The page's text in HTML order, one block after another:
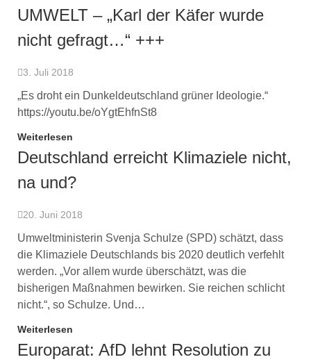
UMWELT – „Karl der Käfer wurde
nicht gefragt…“ +++
3. Juli 2018
„Es droht ein Dunkeldeutschland grüner Ideologie.“
https://youtu.be/oYgtEhfnSt8
Weiterlesen
Deutschland erreicht Klimaziele nicht,
na und?
20. Juni 2018
Umweltministerin Svenja Schulze (SPD) schätzt, dass
die Klimaziele Deutschlands bis 2020 deutlich verfehlt
werden. „Vor allem wurde überschätzt, was die
bisherigen Maßnahmen bewirken. Sie reichen schlicht
nicht.“, so Schulze. Und…
Weiterlesen
Europarat: AfD lehnt Resolution zu